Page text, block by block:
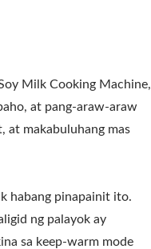
Milk Cooking Machine,
at pang-araw-araw
at makabuluhang mas
habang pinapainit ito.
ng palayok ay
sa keep-warm mode